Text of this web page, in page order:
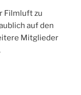
Filmluft zu
auf den
Mitglieder